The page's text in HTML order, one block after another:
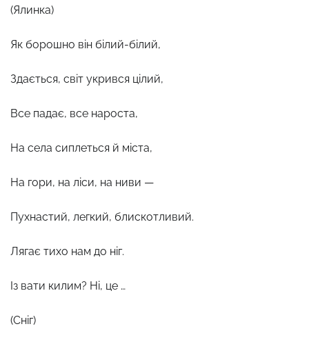
(Ялинка)
Як борошно він білий-білий,
Здається, світ укрився цілий,
Все падає, все нароста,
На села сиплеться й міста,
На гори, на ліси, на ниви —
Пухнастий, легкий, блискотливий.
Лягає тихо нам до ніг.
Із вати килим? Ні, це …
(Сніг)